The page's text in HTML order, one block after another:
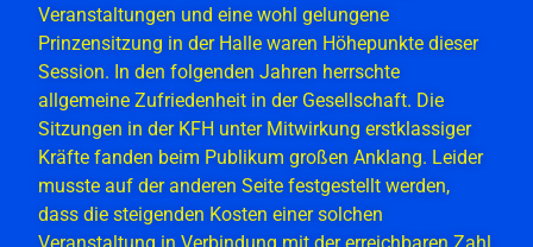
Veranstaltungen und eine wohl gelungene
Prinzensitzung in der Halle waren Höhepunkte dieser
Session. In den folgenden Jahren herrschte
allgemeine Zufriedenheit in der Gesellschaft. Die
Sitzungen in der KFH unter Mitwirkung erstklassiger
Kräfte fanden beim Publikum großen Anklang. Leider
musste auf der anderen Seite festgestellt werden,
dass die steigenden Kosten einer solchen